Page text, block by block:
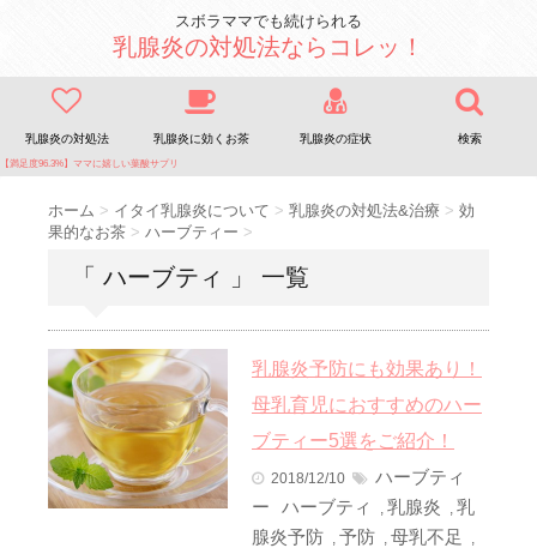
スボラママでも続けられる
乳腺炎の対処法ならコレッ！
乳腺炎の対処法 乳腺炎に効くお茶 乳腺炎の症状 検索
【満足度96.3%】ママに嬉しい葉酸サプリ
ホーム > イタイ乳腺炎について > 乳腺炎の対処法&治療 > 効
果的なお茶 > ハーブティー >
「 ハーブティ 」 一覧
乳腺炎予防にも効果あり！
母乳育児におすすめのハー
ブティー5選をご紹介！
2018/12/10
ハーブティ
ー
ハーブティ , 乳腺炎 , 乳
腺炎予防 , 予防 , 母乳不足 ,